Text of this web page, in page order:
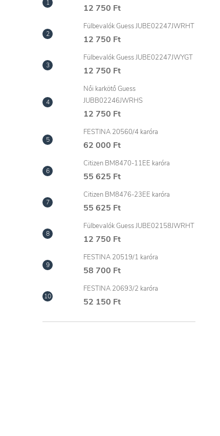
12 750 Ft
Fülbevalók Guess JUBE02247JWRHT
12 750 Ft
Fülbevalók Guess JUBE02247JWYGT
12 750 Ft
Női karkötő Guess
JUBB02246JWRHS
12 750 Ft
FESTINA 20560/4 karóra
62 000 Ft
Citizen BM8470-11EE karóra
55 625 Ft
Citizen BM8476-23EE karóra
55 625 Ft
Fülbevalók Guess JUBE02158JWRHT
12 750 Ft
FESTINA 20519/1 karóra
58 700 Ft
FESTINA 20693/2 karóra
52 150 Ft